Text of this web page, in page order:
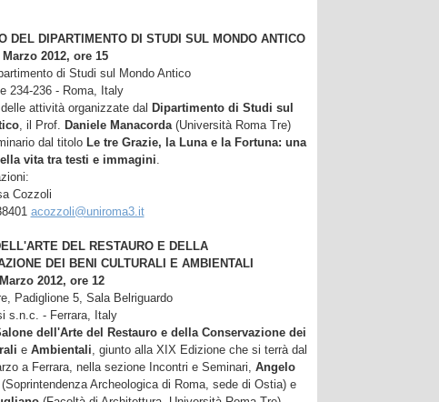
DEL DIPARTIMENTO DI STUDI SUL MONDO ANTICO
2012, ore 15
di Studi sul Mondo Antico
234-236 - Roma, Italy
attività organizzate dal Dipartimento di Studi sul
, il Prof. Daniele Manacorda (Università Roma Tre)
dal titolo Le tre Grazie, la Luna e la Fortuna: una
vita tra testi e immagini
Cozzoli
acozzoli@uniroma3.it
DEL RESTAURO E DELLA
DEI BENI CULTURALI E AMBIENTALI
2012, ore 12
Padiglione 5, Sala Belriguardo
s.n.c. - Ferrara, Italy
dell'Arte del Restauro e della Conservazione dei
e Ambientali , giunto alla XIX Edizione che si terrà dal
a Ferrara, nella sezione Incontri e Seminari, Angelo
Archeologica di Roma, sede di Ostia) e